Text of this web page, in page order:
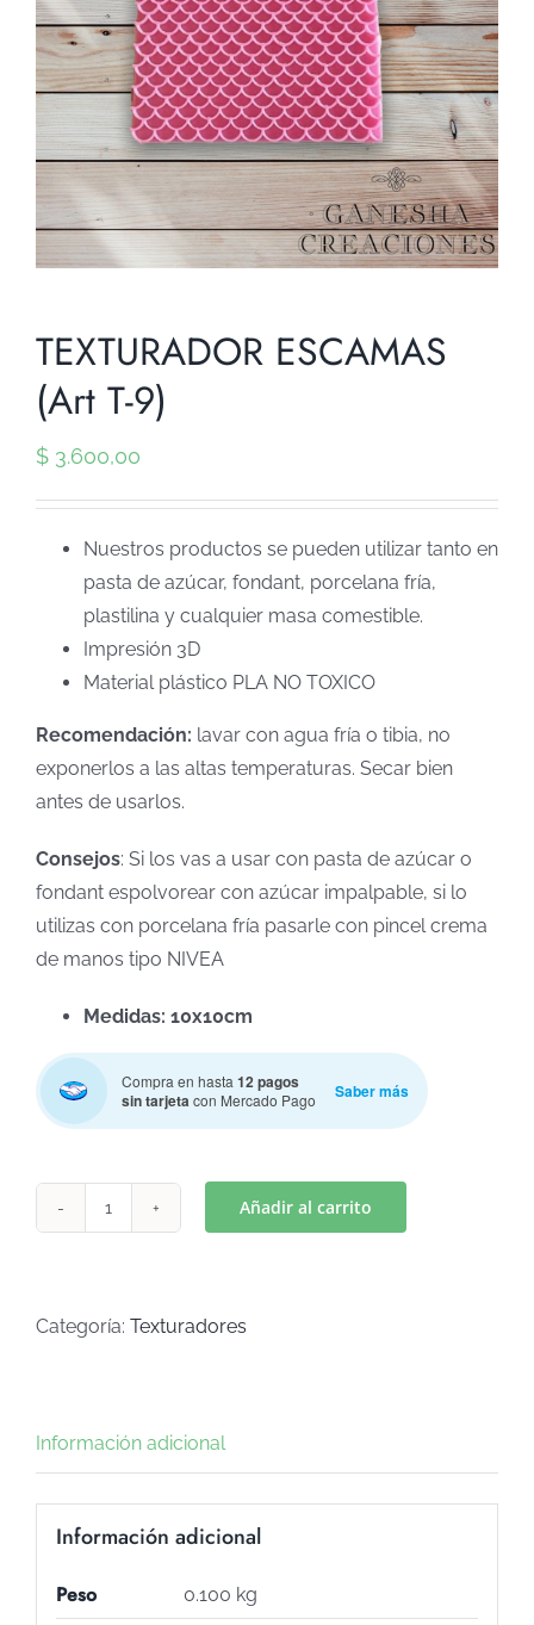
TEXTURADOR ESCAMAS
(Art T-9)
$ 3.600,00
Nuestros productos se pueden utilizar tanto en
pasta de azúcar, fondant, porcelana fría,
plastilina y cualquier masa comestible.
Impresión 3D
Material plástico PLA NO TOXICO
Recomendación: lavar con agua fría o tibia, no
exponerlos a las altas temperaturas. Secar bien
antes de usarlos.
Consejos: Si los vas a usar con pasta de azúcar o
fondant espolvorear con azúcar impalpable, si lo
utilizas con porcelana fría pasarle con pincel crema
de manos tipo NIVEA
Medidas: 10x10cm
Compra en hasta 12 pagos
sin tarjetacon Mercado Pago Saber más
T-
Añadir al carrito
Categoría: Texturadores
Información adicional
Información adicional
Peso 0.100 kg